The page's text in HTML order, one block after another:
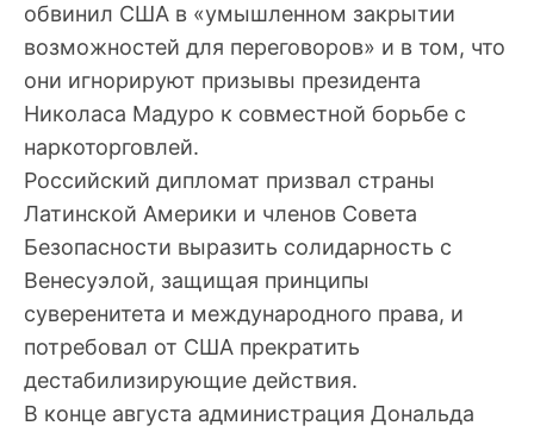
обвинил США в «умышленном закрытии
возможностей для переговоров» и в том, что
они игнорируют призывы президента
Николаса Мадуро к совместной борьбе с
наркоторговлей.
Российский дипломат призвал страны
Латинской Америки и членов Совета
Безопасности выразить солидарность с
Венесуэлой, защищая принципы
суверенитета и международного права, и
потребовал от США прекратить
дестабилизирующие действия.
В конце августа администрация Дональда